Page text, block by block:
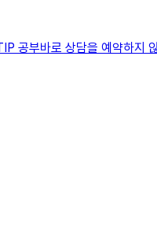
부바로 상담을 예약하지